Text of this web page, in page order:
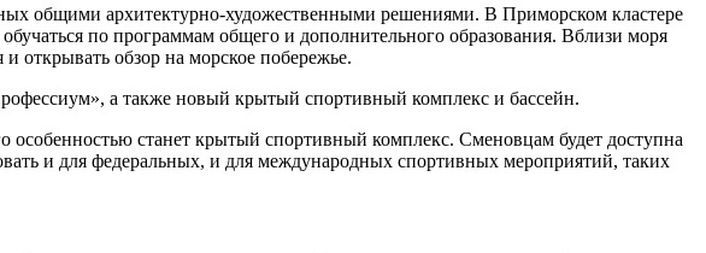
общими архитектурно-художественными решениями. В Приморском кластере
по программам общего и дополнительного образования. Вблизи моря
открывать обзор на морское побережье.
а также новый крытый спортивный комплекс и бассейн.
особенностью станет крытый спортивный комплекс. Сменовцам будет доступна
и для федеральных, и для международных спортивных мероприятий, таких